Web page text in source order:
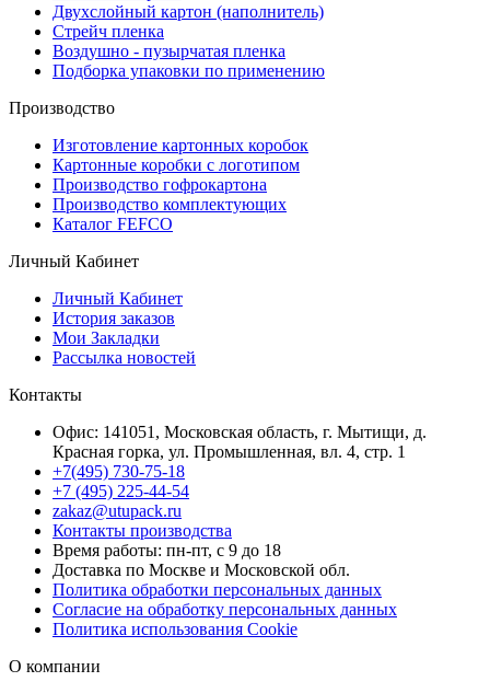
Двухслойный картон (наполнитель)
Стрейч пленка
Воздушно - пузырчатая пленка
Подборка упаковки по применению
Производство
Изготовление картонных коробок
Картонные коробки с логотипом
Производство гофрокартона
Производство комплектующих
Каталог FEFCO
Личный Кабинет
Личный Кабинет
История заказов
Мои Закладки
Рассылка новостей
Контакты
Офис: 141051, Московская область, г. Мытищи, д.
Красная горка, ул. Промышленная, вл. 4, стр. 1
+7(495) 730-75-18
+7 (495) 225-44-54
zakaz@utupack.ru
Контакты производства
Время работы: пн-пт, с 9 до 18
Доставка по Москве и Московской обл.
Политика обработки персональных данных
Согласие на обработку персональных данных
Политика использования Cookie
О компании